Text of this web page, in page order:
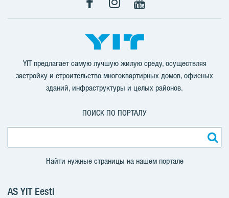
FacebookInstagram
YouTube
YIT предлагает самую лучшую жилую среду, осуществляя
застройку и строительство многоквартирных домов, офисных
зданий, инфраструктуры и целых районов.
ПОИСК ПО ПОРТАЛУ
Найти нужные страницы на нашем портале
AS YIT Eesti